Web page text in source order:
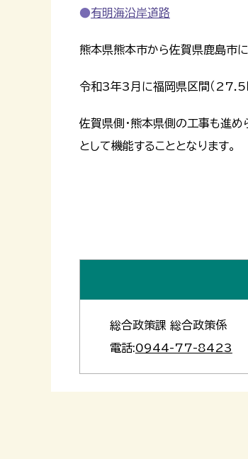
有明海沿岸道路
熊本県熊本市から佐賀県鹿島市
令和3年3月に福岡県区間（
佐賀県側・熊本県側の工事も進
として機能することとなります。
総合政策課 総合政策係
電話:0944-77-8423